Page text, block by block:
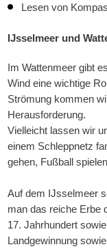
Lesen von
IJsselmeer und
Im Wattenmeer gibt
Wind eine wichtige
Strömung kommen
Herausforderung.
Vielleicht lassen wir
einem Schleppnetz
gehen, Fußball
Auf dem IJsselmeer
man das reiche Erbe
17. Jahrhundert
Landgewinnung